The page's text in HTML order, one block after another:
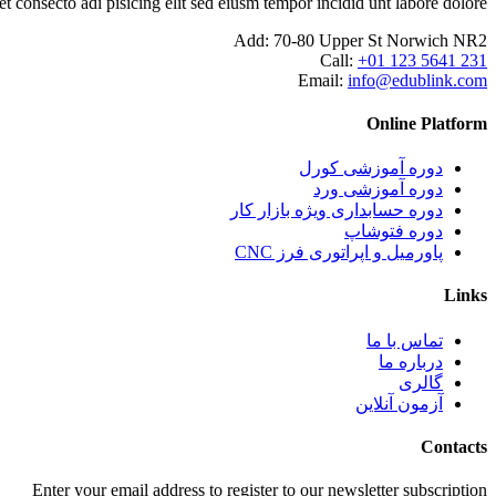
Add: 70-80 Upper St Norwich NR2
Call: +01 123 5641 231
Email: info@edublink.com
Online Platform
دوره آموزشی کورل
دوره آموزشی ورد
دوره حسابداری ویژه بازار کار
دوره فتوشاپ
پاورمیل و اپراتوری فرز CNC
Links
تماس با ما
درباره ما
گالری
آزمون آنلاین
Contacts
Enter your email address to register to our newsletter subscription